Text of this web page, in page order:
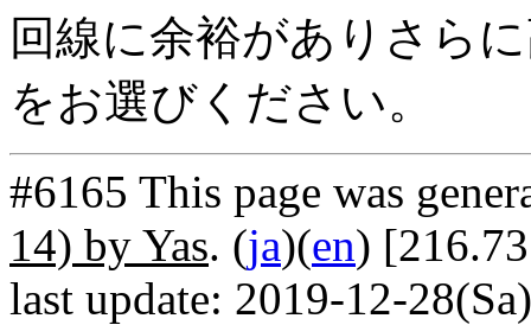
回線に余裕がありさら
をお選びください。
#6165 This page was
14) by Yas. (ja)(en)
last update: 2019-12-